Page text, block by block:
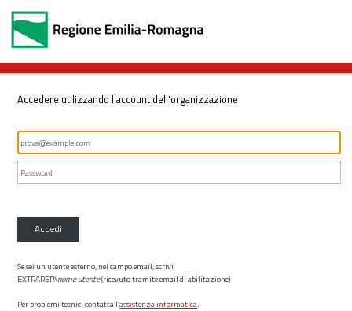
Accedere utilizzando l'account dell'organizzazione
Accedi
Se sei un utente esterno, nel campo email, scrivi
EXTRARER\nome utente(ricevuto tramite email di abilitazione)
Per problemi tecnici contatta l’assistenza informatica.